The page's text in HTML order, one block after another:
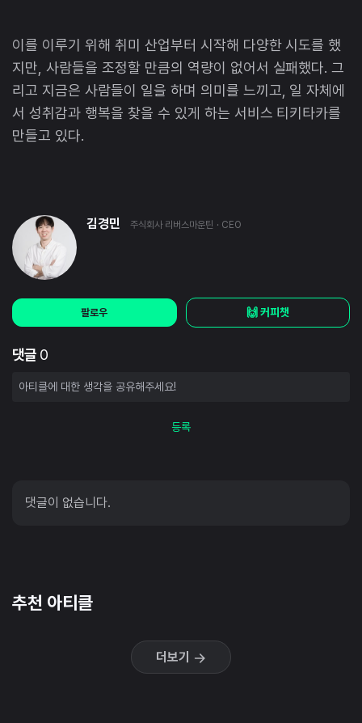
이를 이루기 위해 취미 산업부터 시작해 다양한 시도를 했
지만, 사람들을 조정할 만큼의 역량이 없어서 실패했다. 그
리고 지금은 사람들이 일을 하며 의미를 느끼고, 일 자체에
서 성취감과 행복을 찾을 수 있게 하는 서비스 티키타카를
만들고 있다.
김경민 주식회사 리버스마운틴 · CEO
팔로우 🙌 커피챗
댓글 0
등록
댓글이 없습니다.
추천 아티클
더보기